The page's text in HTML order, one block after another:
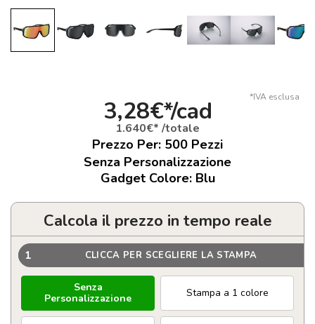
*IVA esclusa
3,28€*/cad
1.640€* /totale
Prezzo Per: 500 Pezzi
Senza Personalizzazione
Gadget Colore: Blu
Calcola il prezzo in tempo reale
1 CLICCA PER SCEGLIERE LA STAMPA
Senza
Personalizzazione
Stampa a 1 colore